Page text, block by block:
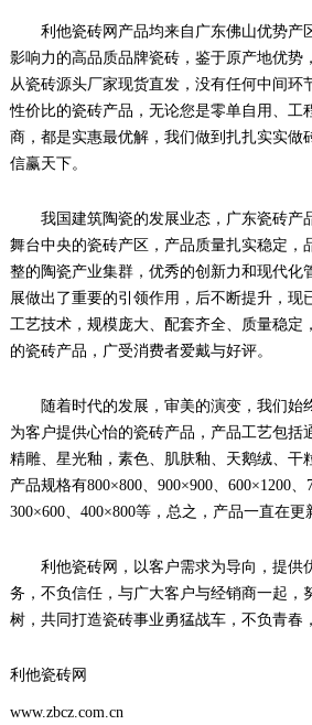
利他瓷砖网产品均来自广东佛山优势产
影响力的高品质品牌瓷砖，鉴于原产地优势
从瓷砖源头厂家现货直发，没有任何中间环
性价比的瓷砖产品，无论您是零单自用、工
商，都是实惠最优解，我们做到扎扎实实做
信赢天下。
我国建筑陶瓷的发展业态，广东瓷砖产
舞台中央的瓷砖产区，产品质量扎实稳定，
整的陶瓷产业集群，优秀的创新力和现代化
展做出了重要的引领作用，后不断提升，现
工艺技术，规模庞大、配套齐全、质量稳定
的瓷砖产品，广受消费者爱戴与好评。
随着时代的发展，审美的演变，我们始
为客户提供心怡的瓷砖产品，产品工艺包括
精雕、星光釉，素色、肌肤釉、天鹅绒、干
产品规格有800×800、900×900、600×1200、
300×600、400×800等，总之，产品一直在更
利他瓷砖网，以客户需求为导向，提供
务，不负信任，与广大客户与经销商一起，
树，共同打造瓷砖事业勇猛战车，不负青春
利他瓷砖网
www.zbcz.com.cn